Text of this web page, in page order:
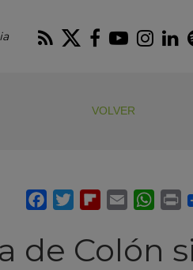
RSS Twitter
Facebook
VOLVER
de Colón